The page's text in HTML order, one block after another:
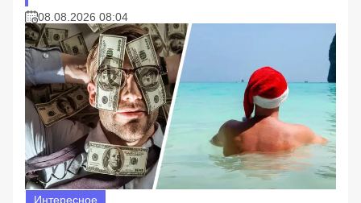
08.08.2026 08:04
Интересное